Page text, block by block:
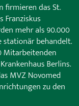
firmieren das St.
Franziskus
mehr als 90.000
behandelt.
Mitarbeitenden
Berlins.
MVZ Novomed
zu den